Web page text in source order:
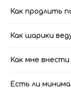
Как продлить
Как шарики
Как мне внести
Есть ли